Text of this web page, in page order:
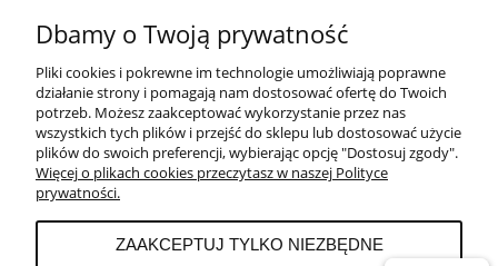
POMOC
PŁATNOŚCI I DOSTAWA
MOJE KONTO
Dbamy o Twoją prywatność
Pliki cookies i pokrewne im technologie umożliwiają poprawne
działanie strony i pomagają nam dostosować ofertę do Twoich
potrzeb. Możesz zaakceptować wykorzystanie przez nas
wszystkich tych plików i przejść do sklepu lub dostosować użycie
plików do swoich preferencji, wybierając opcję "Dostosuj zgody".
Więcej o plikach cookies przeczytasz w naszej Polityce
prywatności.
ZAAKCEPTUJ TYLKO NIEZBĘDNE